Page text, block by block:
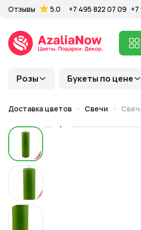
Розы Букеты по цене
Отзывы 5.0 +7 495 822 07 09 +7
Доставка цветов Свечи